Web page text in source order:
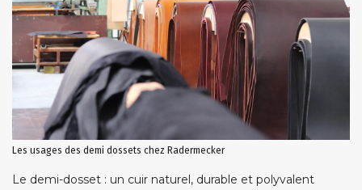
Les usages des demi dossets chez Radermecker
Le demi-dosset : un cuir naturel, durable et polyvalent